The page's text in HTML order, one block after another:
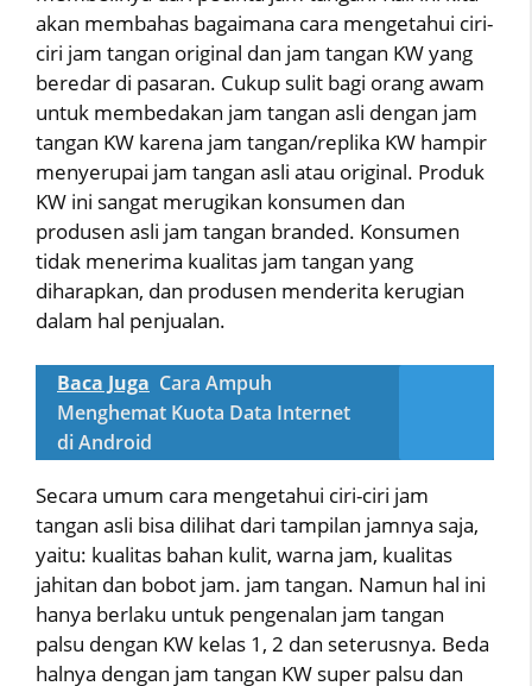
akan membahas bagaimana cara mengetahui ciri-
ciri jam tangan original dan jam tangan KW yang
beredar di pasaran. Cukup sulit bagi orang awam
untuk membedakan jam tangan asli dengan jam
tangan KW karena jam tangan/replika KW hampir
menyerupai jam tangan asli atau original. Produk
KW ini sangat merugikan konsumen dan
produsen asli jam tangan branded. Konsumen
tidak menerima kualitas jam tangan yang
diharapkan, dan produsen menderita kerugian
dalam hal penjualan.
Baca Juga Cara Ampuh
Menghemat Kuota Data Internet
di Android
Secara umum cara mengetahui ciri-ciri jam
tangan asli bisa dilihat dari tampilan jamnya saja,
yaitu: kualitas bahan kulit, warna jam, kualitas
jahitan dan bobot jam. jam tangan. Namun hal ini
hanya berlaku untuk pengenalan jam tangan
palsu dengan KW kelas 1, 2 dan seterusnya. Beda
halnya dengan jam tangan KW super palsu dan